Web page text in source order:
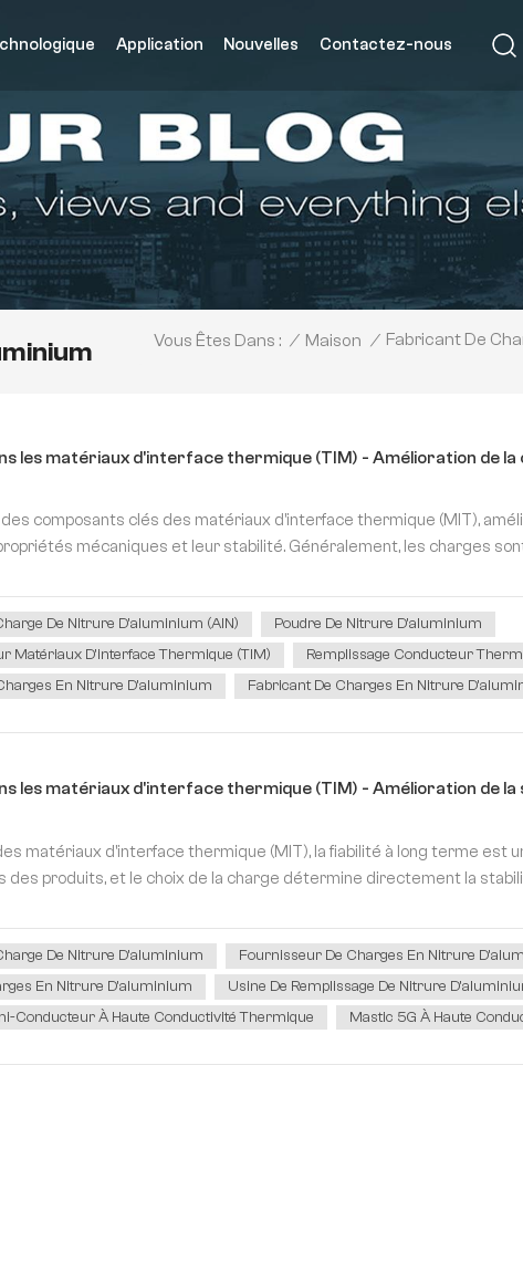
Application Nouvelles Contactez-nous
Vous Êtes Dans : / Maison / Fabricant De
les matériaux d'interface thermique (TIM) - Amélioration de
composants clés des matériaux d'interface thermique (MIT),
mécaniques et leur stabilité. Généralement, les charges
De Nitrure D'aluminium (AlN)
Poudre De Nitrure D'aluminium
Matériaux D'interface Thermique (TIM)
Remplissage Conducteur
En Nitrure D'aluminium
Fabricant De Charges En Nitrure
les matériaux d'interface thermique (TIM) - Amélioration de la
matériaux d'interface thermique (MIT), la fiabilité à long terme est
des produits, et le choix de la charge détermine directement la
De Nitrure D'aluminium
Fournisseur De Charges En Nitrure
En Nitrure D'aluminium
Usine De Remplissage De Nitrure
Conducteur À Haute Conductivité Thermique
Mastic 5G À Haute